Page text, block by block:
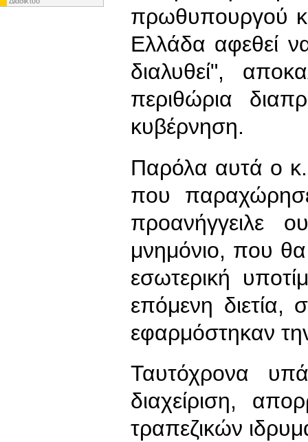
πρωθυπουργού
Ελλάδα αφεθεί
διαλυθεί",
περιθώρια
κυβέρνηση.
Παρόλα αυτά ο
που
προανήγγειλε
μνημόνιο, που
εσωτερική
επόμενη διετία,
εφαρμόστηκαν την
Ταυτόχρονα
διαχείριση,
τραπεζικών